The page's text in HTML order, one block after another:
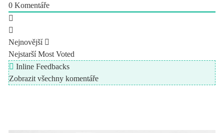
0 Komentáře
Nejnovější
Nejstarší Most Voted
Inline Feedbacks
Zobrazit všechny komentáře